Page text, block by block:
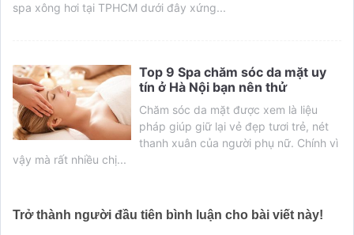
spa xông hơi tại TPHCM dưới đây xứng...
Top 9 Spa chăm sóc da mặt uy
tín ở Hà Nội bạn nên thử
Chăm sóc da mặt được xem là liệu
pháp giúp giữ lại vẻ đẹp tươi trẻ, nét
thanh xuân của người phụ nữ. Chính vì
vậy mà rất nhiều chị...
Trở thành người đầu tiên bình luận cho bài viết này!